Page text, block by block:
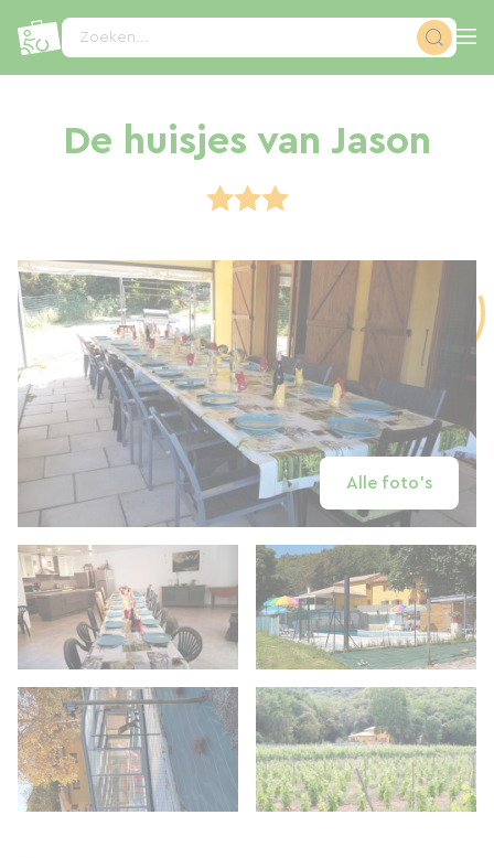
Zoeken...
De huisjes van Jason
Alle foto's
Cookies beheer paneel